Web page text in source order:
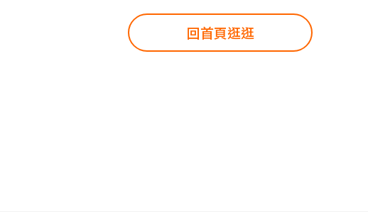
回首頁逛逛